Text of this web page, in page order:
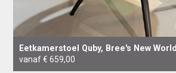
Eetkamerstoel Quby, Bree's New World
vanaf € 659,00